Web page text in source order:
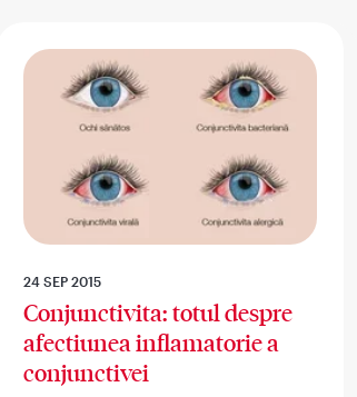
24 SEP 2015
Conjunctivita: totul despre
afectiunea inflamatorie a
conjunctivei